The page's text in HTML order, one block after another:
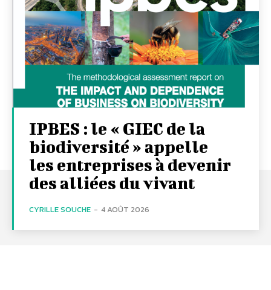
IPBES : le « GIEC de la
biodiversité » appelle
les entreprises à devenir
des alliées du vivant
CYRILLE SOUCHE - 4 AOÛT 2026